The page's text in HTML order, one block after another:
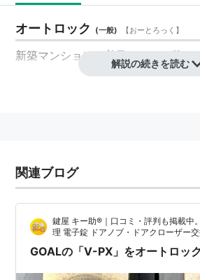
オートロック (一般) 【おーとろっく 】
新築マンションに普及している防犯
解説の続きを読む
関連ブログ
鍵屋 キー助®｜口コミ・評判も掲載中
理 電子錠 ドアノブ・ドアクローザー
GOALの「V-PX」をオートロッ